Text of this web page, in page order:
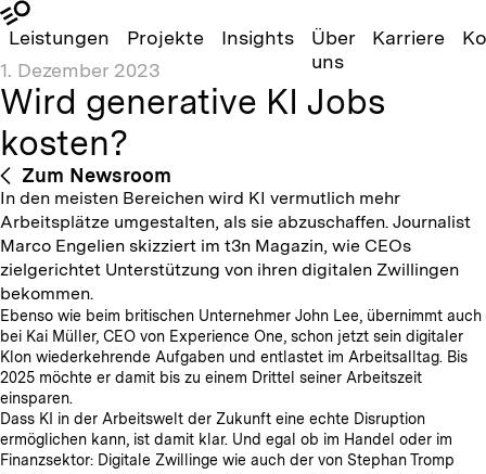
Leistungen Projekte Insights
Über
uns
Karriere
Zum Newsroom
1. Dezember 2023
Wird generative KI Jobs
kosten?
In den meisten Bereichen wird KI vermutlich mehr
Arbeitsplätze umgestalten, als sie abzuschaffen. Journalist
Marco Engelien skizziert im t3n Magazin, wie CEOs
zielgerichtet Unterstützung von ihren digitalen Zwillingen
bekommen.
Ebenso wie beim britischen Unternehmer John Lee, übernimmt auch
bei Kai Müller, CEO von Experience One, schon jetzt sein digitaler
Klon wiederkehrende Aufgaben und entlastet im Arbeitsalltag. Bis
2025 möchte er damit bis zu einem Drittel seiner Arbeitszeit
einsparen.
Dass KI in der Arbeitswelt der Zukunft eine echte Disruption
ermöglichen kann, ist damit klar. Und egal ob im Handel oder im
Finanzsektor: Digitale Zwillinge wie auch der von Stephan Tromp